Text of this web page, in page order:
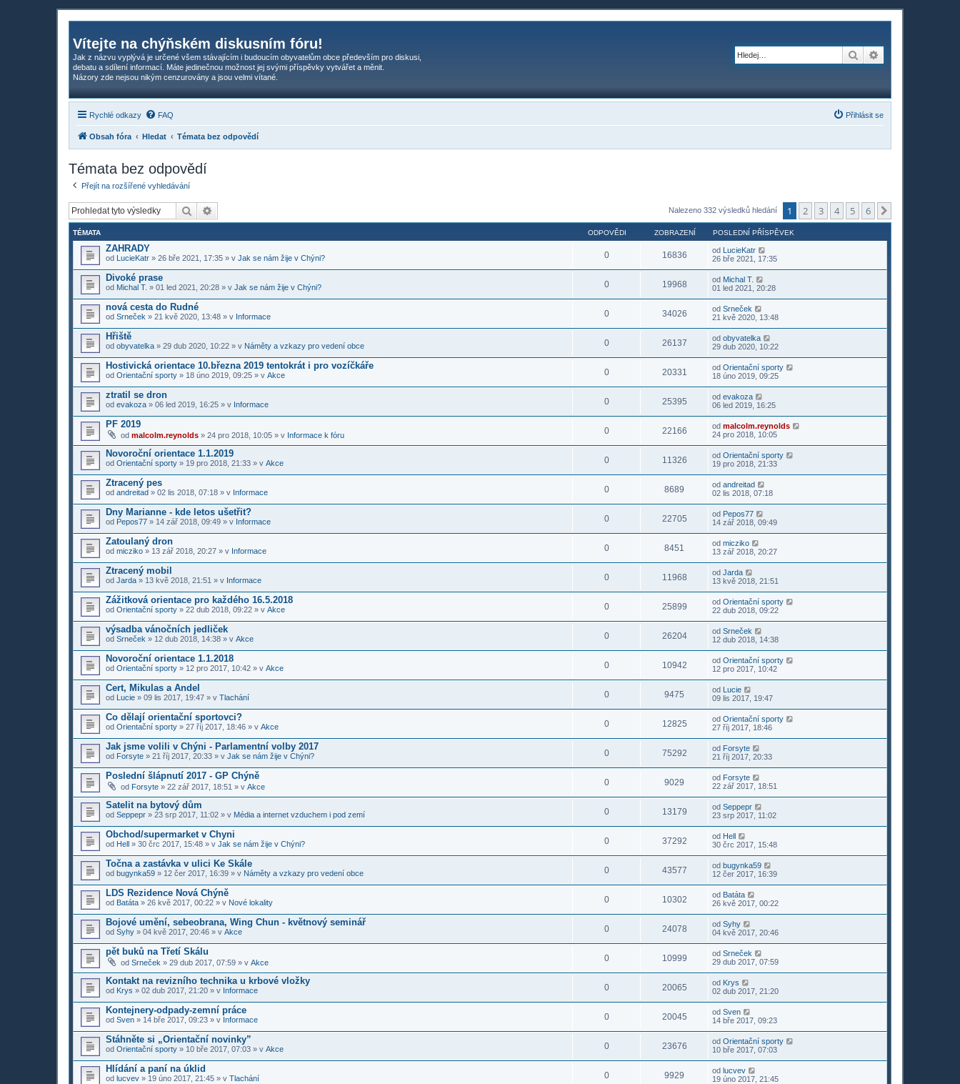
Vítejte na chýňském diskusním fóru!
Jak z názvu vyplývá je určené všem stávajícím i budoucím obyvatelům obce především pro diskusi,
debatu a sdílení informací. Máte jedinečnou možnost jej svými příspěvky vytvářet a měnit.
Názory zde nejsou nikým cenzurovány a jsou velmi vítané.
Hledat
Rychlé odkazy FAQ Přihlásit se
Obsah fóra Hledat Témata bez odpovědí
Témata bez odpovědí
Přejít na rozšířené vyhledávání
Hledat Nalezeno 332 výsledků hledání 1 2 3 4 5 6
TÉMATA ODPOVĚDI ZOBRAZENÍ POSLEDNÍ PŘÍSPĚVEK
ZAHRADY
od LucieKatr » 26 bře 2021, 17:35 » v Jak se nám žije v Chýni? 0 16836 od LucieKatr
26 bře 2021, 17:35
Divoké prase
od Michal T. » 01 led 2021, 20:28 » v Jak se nám žije v Chýni? 0 19968 od Michal T.
01 led 2021, 20:28
nová cesta do Rudné
od Srneček » 21 kvě 2020, 13:48 » v Informace 0 34026 od Srneček
21 kvě 2020, 13:48
Hřiště
od obyvatelka » 29 dub 2020, 10:22 » v Náměty a vzkazy pro vedení obce 0 26137 od obyvatelka
29 dub 2020, 10:22
Hostivická orientace 10.března 2019 tentokrát i pro vozíčkáře
od Orientační sporty » 18 úno 2019, 09:25 » v Akce 0 20331 od Orientační sporty
18 úno 2019, 09:25
ztratil se dron
od evakoza » 06 led 2019, 16:25 » v Informace 0 25395 od evakoza
06 led 2019, 16:25
PF 2019
od malcolm.reynolds » 24 pro 2018, 10:05 » v Informace k fóru 0 22166 od malcolm.reynolds
24 pro 2018, 10:05
Novoroční orientace 1.1.2019
od Orientační sporty » 19 pro 2018, 21:33 » v Akce 0 11326 od Orientační sporty
19 pro 2018, 21:33
Ztracený pes
od andreitad » 02 lis 2018, 07:18 » v Informace 0 8689 od andreitad
02 lis 2018, 07:18
Dny Marianne - kde letos ušetřit?
od Pepos77 » 14 zář 2018, 09:49 » v Informace 0 22705 od Pepos77
14 zář 2018, 09:49
Zatoulaný dron
od micziko » 13 zář 2018, 20:27 » v Informace 0 8451 od micziko
13 zář 2018, 20:27
Ztracený mobil
od Jarda » 13 kvě 2018, 21:51 » v Informace 0 11968 od Jarda
13 kvě 2018, 21:51
Zážitková orientace pro každého 16.5.2018
od Orientační sporty » 22 dub 2018, 09:22 » v Akce 0 25899 od Orientační sporty
22 dub 2018, 09:22
výsadba vánočních jedliček
od Srneček » 12 dub 2018, 14:38 » v Akce 0 26204 od Srneček
12 dub 2018, 14:38
Novoroční orientace 1.1.2018
od Orientační sporty » 12 pro 2017, 10:42 » v Akce 0 10942 od Orientační sporty
12 pro 2017, 10:42
Cert, Mikulas a Andel
od Lucie » 09 lis 2017, 19:47 » v Tlachání 0 9475 od Lucie
09 lis 2017, 19:47
Co dělají orientační sportovci?
od Orientační sporty » 27 říj 2017, 18:46 » v Akce 0 12825 od Orientační sporty
27 říj 2017, 18:46
Jak jsme volili v Chýni - Parlamentní volby 2017
od Forsyte » 21 říj 2017, 20:33 » v Jak se nám žije v Chýni? 0 75292 od Forsyte
21 říj 2017, 20:33
Poslední šlápnutí 2017 - GP Chýně
od Forsyte » 22 zář 2017, 18:51 » v Akce 0 9029 od Forsyte
22 zář 2017, 18:51
Satelit na bytový dům
od Seppepr » 23 srp 2017, 11:02 » v Média a internet vzduchem i pod zemí 0 13179 od Seppepr
23 srp 2017, 11:02
Obchod/supermarket v Chyni
od Hell » 30 črc 2017, 15:48 » v Jak se nám žije v Chýni? 0 37292 od Hell
30 črc 2017, 15:48
Točna a zastávka v ulici Ke Skále
od bugynka59 » 12 čer 2017, 16:39 » v Náměty a vzkazy pro vedení obce 0 43577 od bugynka59
12 čer 2017, 16:39
LDS Rezidence Nová Chýně
od Batáta » 26 kvě 2017, 00:22 » v Nové lokality 0 10302 od Batáta
26 kvě 2017, 00:22
Bojové umění, sebeobrana, Wing Chun - květnový seminář
od Syhy » 04 kvě 2017, 20:46 » v Akce 0 24078 od Syhy
04 kvě 2017, 20:46
pět buků na Třetí Skálu
od Srneček » 29 dub 2017, 07:59 » v Akce 0 10999 od Srneček
29 dub 2017, 07:59
Kontakt na revizního technika u krbové vložky
od Krys » 02 dub 2017, 21:20 » v Informace 0 20065 od Krys
02 dub 2017, 21:20
Kontejnery-odpady-zemní práce
od Sven » 14 bře 2017, 09:23 » v Informace 0 20045 od Sven
14 bře 2017, 09:23
Stáhněte si „Orientační novinky”
od Orientační sporty » 10 bře 2017, 07:03 » v Akce 0 23676 od Orientační sporty
10 bře 2017, 07:03
Hlídání a paní na úklid
od lucvev » 19 úno 2017, 21:45 » v Tlachání 0 9929 od lucvev
19 úno 2017, 21:45